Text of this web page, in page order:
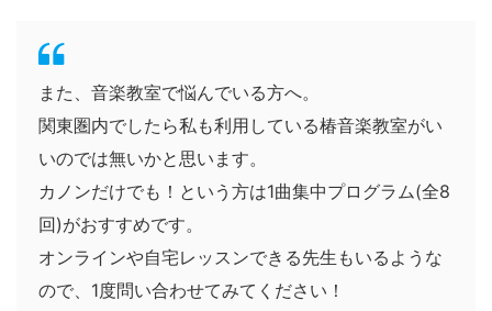
また、音楽教室で悩んでいる方へ。
関東圏内でしたら私も利用している椿音楽教室がい
いのでは無いかと思います。
カノンだけでも！という方は1曲集中プログラム(全8
回)がおすすめです。
オンラインや自宅レッスンできる先生もいるような
ので、1度問い合わせてみてください！